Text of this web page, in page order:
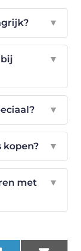
▼
▼
▼
kopen? ▼
met
▼